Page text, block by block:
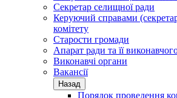
Секретар селищної ради
Керуючий справами
комітету
Старости громади
Апарат ради та її
Виконавчі органи
Вакансії
Назад
Порядок проведення